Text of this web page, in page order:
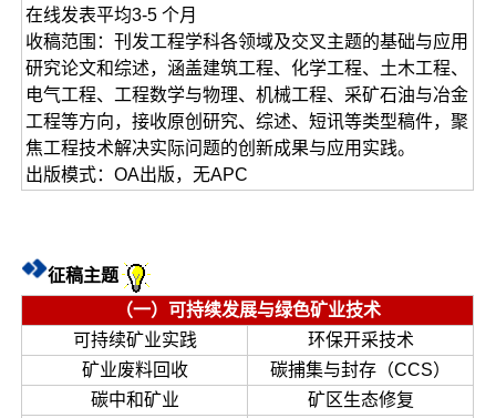
在线发表平均3-5 个月
收稿范围：刊发工程学科各领域及交叉主题的基础与应用
研究论文和综述，涵盖建筑工程、化学工程、土木工程、
电气工程、工程数学与物理、机械工程、采矿石油与冶金
工程等方向，接收原创研究、综述、短讯等类型稿件，聚
焦工程技术解决实际问题的创新成果与应用实践。
出版模式：OA出版，无APC
征稿主题
（一）可持续发展与绿色矿业技术
可持续矿业实践
环保开采技术
矿业废料回收
碳捕集与封存（CCS）
碳中和矿业
矿区生态修复